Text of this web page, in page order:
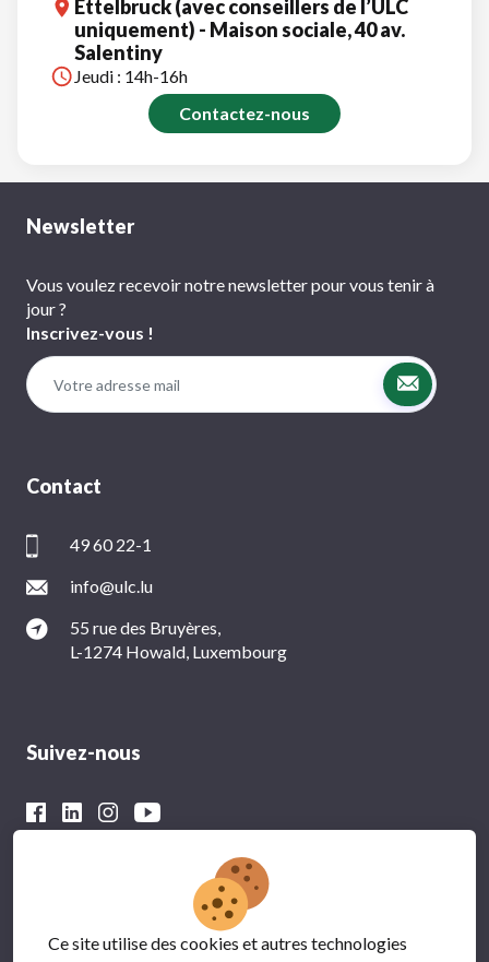
Ettelbruck (avec conseillers de l’ULC
uniquement) - Maison sociale, 40 av.
Salentiny
Jeudi : 14h-16h
Contactez-nous
Newsletter
Vous voulez recevoir notre newsletter pour vous tenir à
jour ?
Inscrivez-vous !
Contact
49 60 22-1
info@ulc.lu
55 rue des Bruyères,
L-1274 Howald, Luxembourg
Suivez-nous
Avec le soutien financier du
Ce site utilise des cookies et autres technologies